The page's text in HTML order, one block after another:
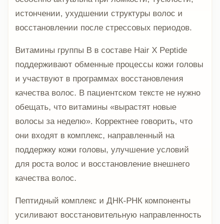
истончении, ухудшении структуры волос и
восстановлении после стрессовых периодов.
Витамины группы B в составе Hair X Peptide
поддерживают обменные процессы кожи головы
и участвуют в программах восстановления
качества волос. В пациентском тексте не нужно
обещать, что витамины «вырастят новые
волосы за неделю». Корректнее говорить, что
они входят в комплекс, направленный на
поддержку кожи головы, улучшение условий
для роста волос и восстановление внешнего
качества волос.
Пептидный комплекс и ДНК-РНК компоненты
усиливают восстановительную направленность